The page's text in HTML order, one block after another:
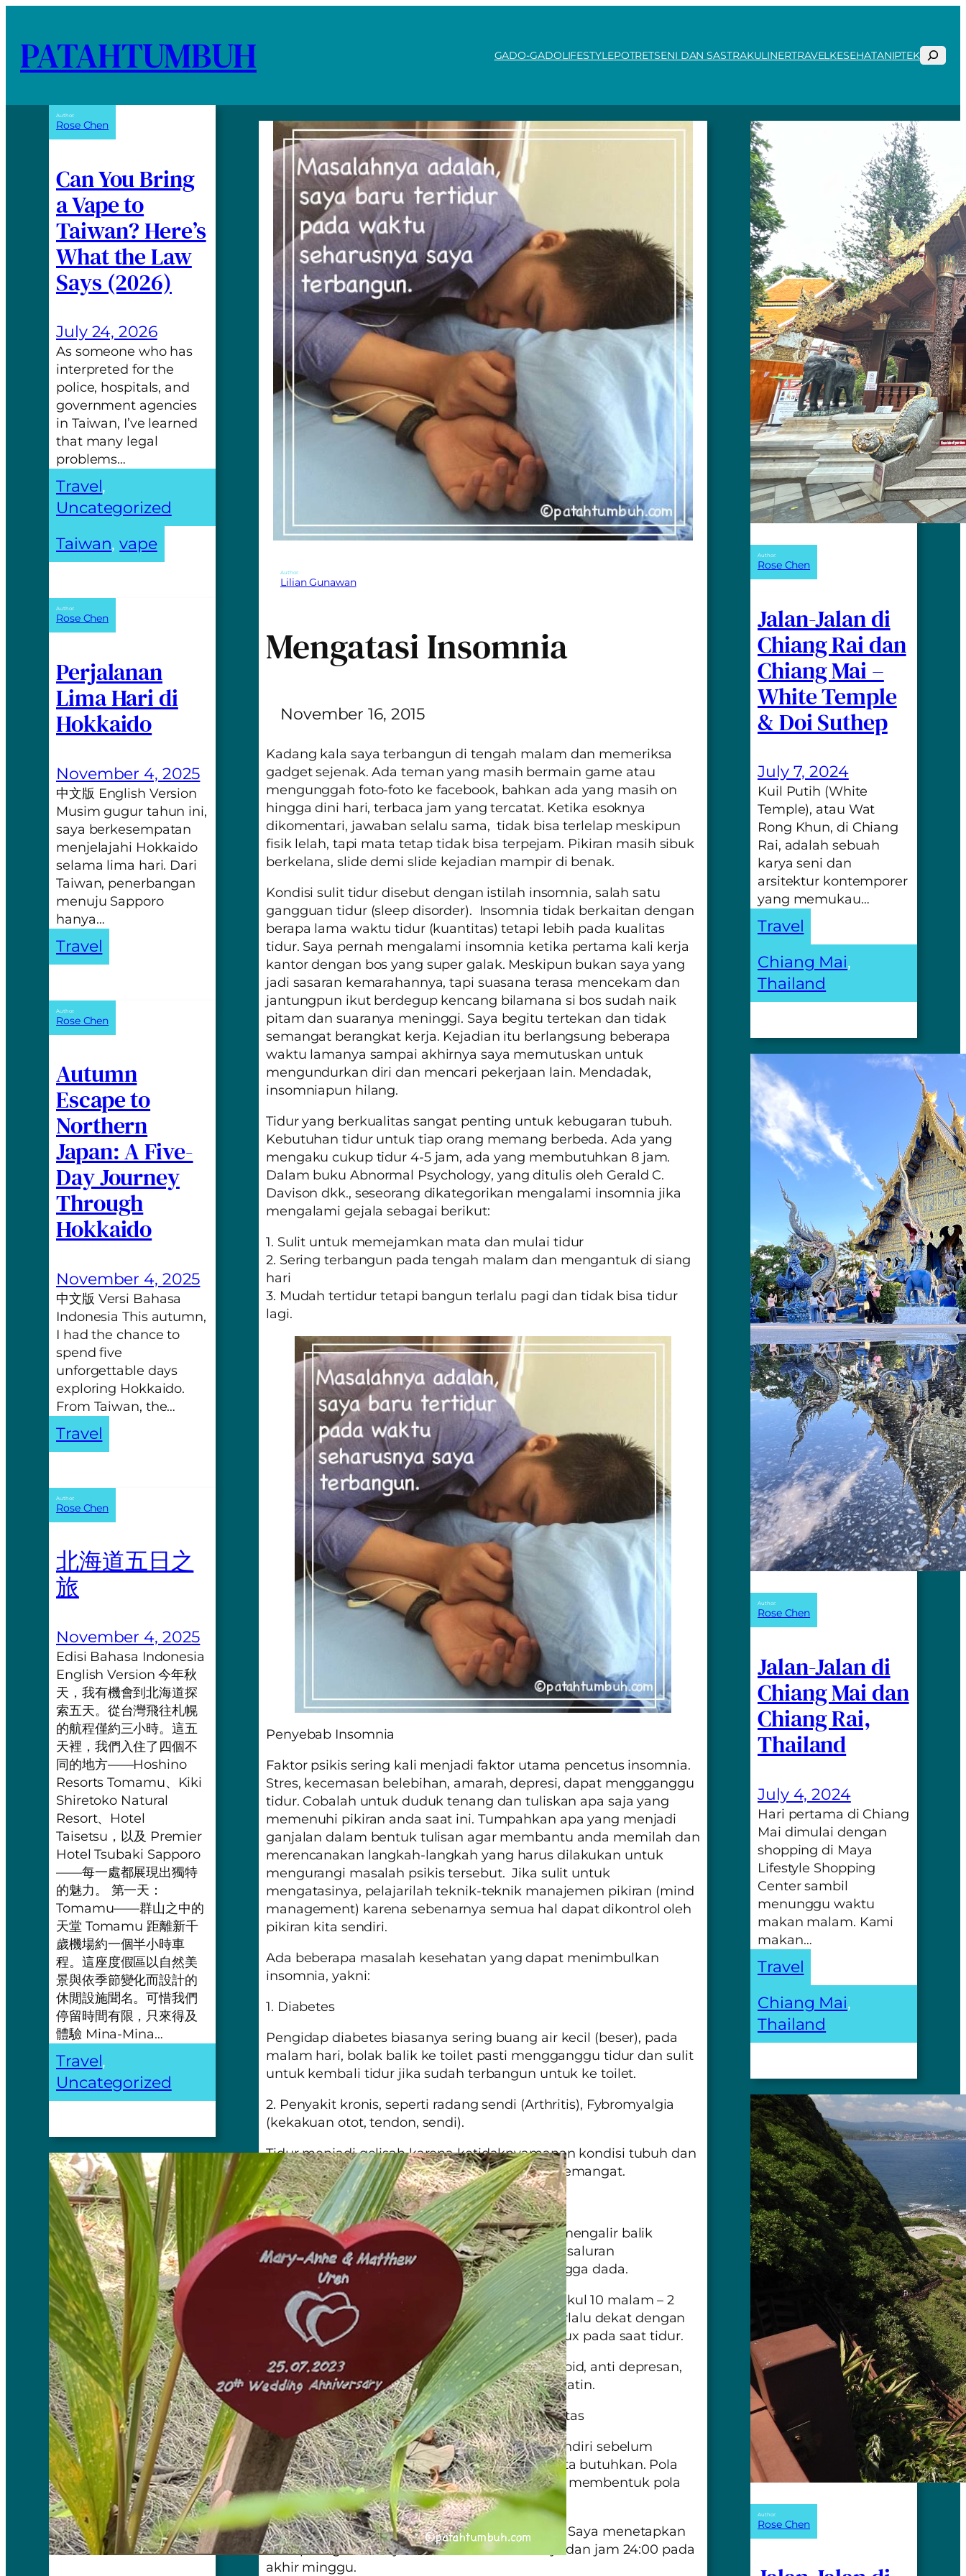
PATAHTUMBUH GADO-GADOLIFESTYLEPOTRETSENI DAN SASTRAKULINERTRAVELKESEHATANIPTEKSearch
Author:
Rose Chen
Can You Bring
a Vape to
Taiwan? Here’s
What the Law
Says (2026)
July 24, 2026
As someone who has
interpreted for the
police, hospitals, and
government agencies
in Taiwan, I’ve learned
that many legal
problems…
Travel
Uncategorized
Taiwan, vape
Author:
Rose Chen
Perjalanan
Lima Hari di
Hokkaido
November 4, 2025
中文版 English Version
Musim gugur tahun ini,
saya berkesempatan
menjelajahi Hokkaido
selama lima hari. Dari
Taiwan, penerbangan
menuju Sapporo
hanya…
Travel
Author:
Rose Chen
Autumn
Escape to
Northern
Japan: A Five-
Day Journey
Through
Hokkaido
November 4, 2025
中文版 Versi Bahasa
Indonesia This autumn,
I had the chance to
spend five
unforgettable days
exploring Hokkaido.
From Taiwan, the…
Travel
Author:
Rose Chen
北海道五日之
旅
November 4, 2025
Edisi Bahasa Indonesia
English Version 今年秋
天，我有機會到北海道探
索五天。從台灣飛往札幌
的航程僅約三小時。這五
天裡，我們入住了四個不
同的地方——Hoshino
Resorts Tomamu、Kiki
Shiretoko Natural
Resort、Hotel
Taisetsu，以及 Premier
Hotel Tsubaki Sapporo
——每一處都展現出獨特
的魅力。 第一天：
Tomamu——群山之中的
天堂 Tomamu 距離新千
歲機場約一個半小時車
程。這座度假區以自然美
景與依季節變化而設計的
休閒設施聞名。可惜我們
停留時間有限，只來得及
體驗 Mina-Mina…
Travel
Uncategorized
Author:
Lilian Gunawan
Mengatasi Insomnia
November 16, 2015
Kadang kala saya terbangun di tengah malam dan memeriksa
gadgetsejenak. Ada teman yang masih bermain game atau
mengunggah foto-foto ke facebook, bahkan ada yang masihon
hingga dini hari, terbaca jam yang tercatat. Ketika esoknya
dikomentari, jawaban selalu sama, tidak bisa terlelap meskipun
fisik lelah, tapi mata tetap tidak bisa terpejam. Pikiran masih sibuk
berkelana, slide demi slide kejadian mampir di benak.
Kondisi sulit tidur disebut dengan istilah insomnia, salah satu
gangguan tidur (sleep disorder). Insomnia tidak berkaitan dengan
berapa lama waktu tidur (kuantitas) tetapi lebih pada kualitas
tidur. Saya pernah mengalami insomnia ketika pertama kali kerja
kantor dengan bos yang super galak. Meskipun bukan saya yang
jadi sasaran kemarahannya, tapi suasana terasa mencekam dan
jantungpun ikut berdegup kencang bilamana si bos sudah naik
pitam dan suaranya meninggi. Saya begitu tertekan dan tidak
semangat berangkat kerja. Kejadian itu berlangsung beberapa
waktu lamanya sampai akhirnya saya memutuskan untuk
mengundurkan diri dan mencari pekerjaan lain. Mendadak,
insomniapun hilang.
Tidur yang berkualitas sangat penting untuk kebugaran tubuh.
Kebutuhan tidur untuk tiap orang memang berbeda. Ada yang
mengaku cukup tidur 4-5 jam, ada yang membutuhkan 8 jam.
Dalam buku Abnormal Psychology, yang ditulis oleh Gerald C.
Davison dkk., seseorang dikategorikan mengalami insomnia jika
mengalami gejala sebagai berikut:
1. Sulit untuk memejamkan mata dan mulai tidur
2. Sering terbangun pada tengah malam dan mengantuk di siang
hari
3. Mudah tertidur tetapi bangun terlalu pagi dan tidak bisa tidur
lagi.
Penyebab Insomnia
Faktor psikis sering kali menjadi faktor utama pencetus insomnia.
Stres, kecemasan belebihan, amarah, depresi, dapat mengganggu
tidur. Cobalah untuk duduk tenang dan tuliskan apa saja yang
memenuhi pikiran anda saat ini. Tumpahkan apa yang menjadi
ganjalan dalam bentuk tulisan agar membantu anda memilah dan
merencanakan langkah-langkah yang harus dilakukan untuk
mengurangi masalah psikis tersebut. Jika sulit untuk
mengatasinya, pelajarilah teknik-teknik manajemen pikiran (mind
management) karena sebenarnya semua hal dapat dikontrol oleh
pikiran kita sendiri.
Ada beberapa masalah kesehatan yang dapat menimbulkan
insomnia, yakni:
1. Diabetes
Pengidap diabetes biasanya sering buang air kecil (beser), pada
malam hari, bolak balik ke toilet pasti mengganggu tidur dan sulit
untuk kembali tidur jika sudah terbangun untuk ke toilet.
2. Penyakit kronis, seperti radang sendi (Arthritis), Fybromyalgia
(kekakuan otot, tendon, sendi).
Tidur menjadi gelisah karena ketidaknyamanan kondisi tubuh dan
bangun dengan perasaan lelah dan tidak bersemangat.
3.Acid Reflux (Heart burn)
Kondisi di mana asam lambung dan isi perut mengalir balik
sehingga terjadi kontak dengan selaput lendir saluran
kerongkongan dan timbul rasa terbakar di rongga dada.
Produksi asam lambung meningkat sekitar pukul 10 malam – 2
dini hari. Ini artinya jika jadwal makan anda terlalu dekat dengan
jam tidur, akan sering timbul keluhanacid reflux pada saat tidur.
4. Obat-obatan yang mengandung kortikosteroid, anti depresan,
anti histamin, glucosamine, chondroitin, dan statin.
Bagaimana Mendapatkan Tidur yang Berkualitas
Kita harus mengenali pola alami tubuh kita sendiri sebelum
menentukan berapa lama waktu tidur yang kita butuhkan. Pola
tidur yang konsisten akan banyak membantu membentuk pola
alami tubuh.
1. Tidurlah pada jam yang sama setiap malam. Saya menetapkan
tidur paling malam jam 23:00 untuk hari kerja dan jam 24:00 pada
akhir minggu.
Author:
Rose Chen
Jalan-Jalan di
Chiang Rai dan
Chiang Mai –
White Temple
& Doi Suthep
July 7, 2024
Kuil Putih (White
Temple), atau Wat
Rong Khun, di Chiang
Rai, adalah sebuah
karya seni dan
arsitektur kontemporer
yang memukau…
Travel
Chiang Mai
Thailand
Author:
Rose Chen
Jalan-Jalan di
Chiang Mai dan
Chiang Rai,
Thailand
July 4, 2024
Hari pertama di Chiang
Mai dimulai dengan
shopping di Maya
Lifestyle Shopping
Center sambil
menunggu waktu
makan malam. Kami
makan…
Travel
Chiang Mai
Thailand
Author:
Rose Chen